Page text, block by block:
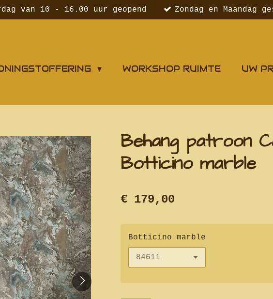
van 10 - 16.00 uur geopend Zondag en Maandag
WORKSHOP RUIMTE
UW
Behang patroon
Botticino marble
€ 179,00
Botticino marble